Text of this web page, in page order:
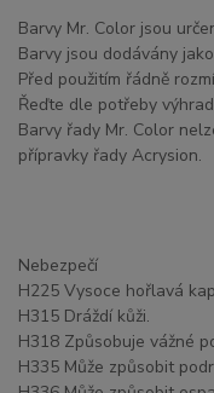
Barvy Mr. Color jsou
Barvy jsou dodávány
Před použitím řádně
Řeďte dle potřeby
Barvy řady Mr. Color
přípravky řady Acrysion.
Nebezpečí
H225 Vysoce hořlavá
H315 Dráždí kůži.
H318 Způsobuje vážné
H335 Může způsobit